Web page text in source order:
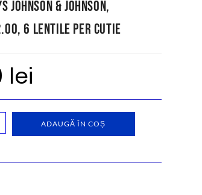
Johnson & Johnson,
6 lentile per cutie
lei
ADAUGĂ ÎN COȘ